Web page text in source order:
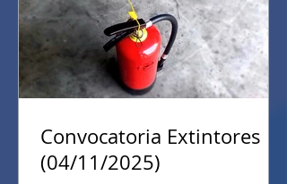
Convocatoria Extintores
(04/11/2025)